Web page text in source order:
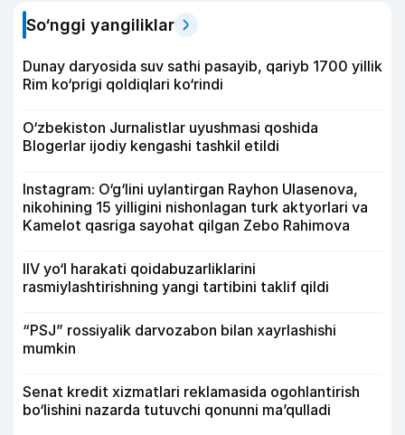
So‘nggi yangiliklar
Dunay daryosida suv sathi pasayib, qariyb 1700 yillik
Rim ko‘prigi qoldiqlari ko‘rindi
O‘zbekiston Jurnalistlar uyushmasi qoshida
Blogerlar ijodiy kengashi tashkil etildi
Instagram: O‘g‘lini uylantirgan Rayhon Ulasenova,
nikohining 15 yilligini nishonlagan turk aktyorlari va
Kamelot qasriga sayohat qilgan Zebo Rahimova
IIV yo‘l harakati qoidabuzarliklarini
rasmiylashtirishning yangi tartibini taklif qildi
“PSJ” rossiyalik darvozabon bilan xayrlashishi
mumkin
Senat kredit xizmatlari reklamasida ogohlantirish
bo‘lishini nazarda tutuvchi qonunni ma’qulladi